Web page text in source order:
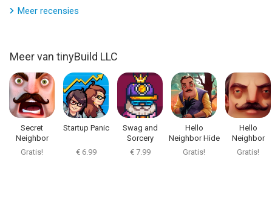
Meer recensies
Meer van tinyBuild LLC
Secret
Neighbor
Gratis!
Startup Panic
€ 6.99
Swag and
Sorcery
€ 7.99
Hello
Neighbor Hide
& Seek
Gratis!
Hello
Neighbor
Gratis!